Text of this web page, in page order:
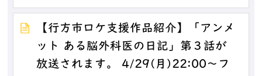
【行方市ロケ支援作品紹介】「アンメ
ット ある脳外科医の日記」第３話が
放送されます。 4/29(月)22:00～フ